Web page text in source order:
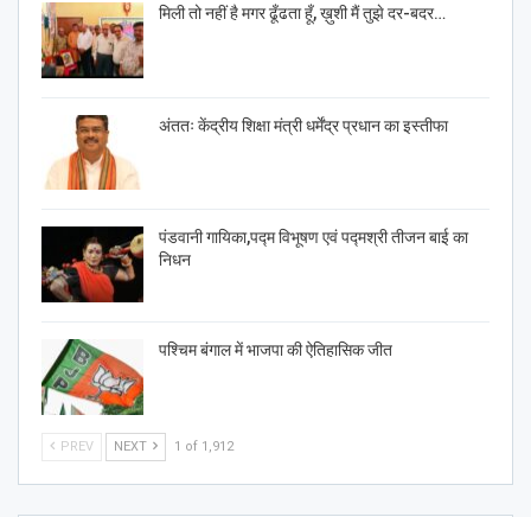
मिली तो नहीं है मगर ढूँढता हूँ, ख़ुशी मैं तुझे दर-बदर…
अंततः केंद्रीय शिक्षा मंत्री धर्मेंद्र प्रधान का इस्तीफा
पंडवानी गायिका,पद्म विभूषण एवं पद्मश्री तीजन बाई का
निधन
पश्चिम बंगाल में भाजपा की ऐतिहासिक जीत
PREV NEXT 1 of 1,912